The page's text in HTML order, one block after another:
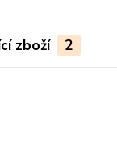
zboží 2